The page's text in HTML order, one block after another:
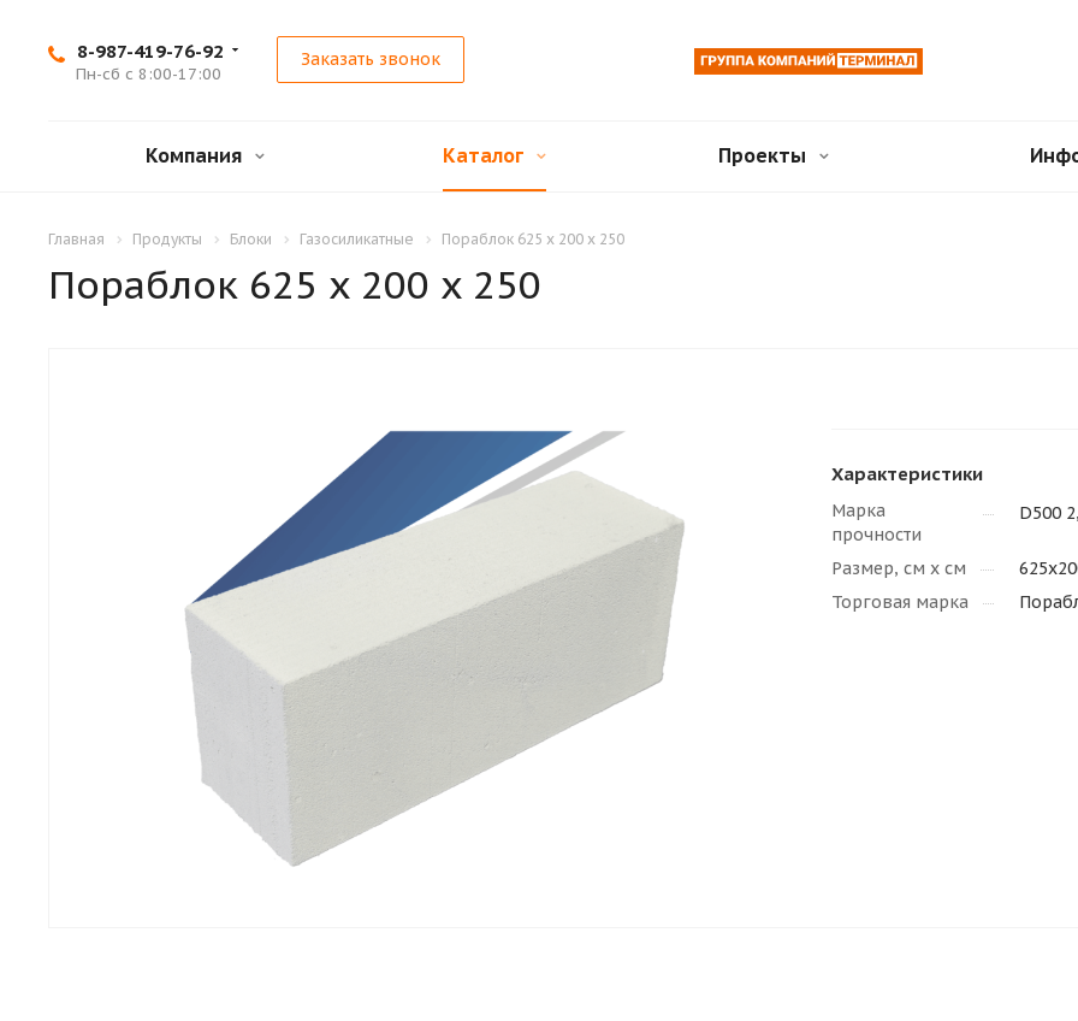
8-987-419-76-92
Пн-сб с 8:00-17:00
Заказать звонок
Компания Каталог Проекты
Главная Продукты Блоки Газосиликатные Пораблок 625 x 200 x 250
Пораблок 625 x 200 x 250
Характеристики
Марка
прочности
D500
Размер, см х см
Торговая марка